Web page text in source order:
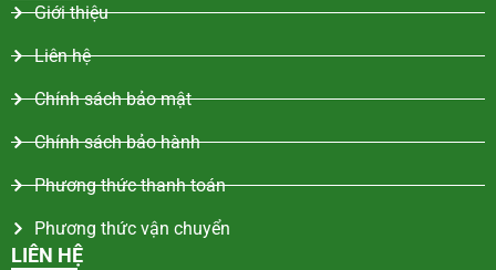
Giới thiệu
Liên hệ
Chính sách bảo mật
Chính sách bảo hành
Phương thức thanh toán
Phương thức vận chuyển
LIÊN HỆ